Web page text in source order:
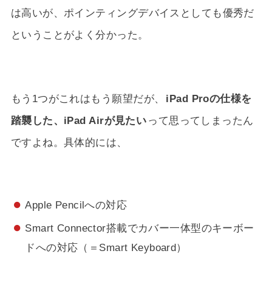
は高いが、ポインティングデバイスとしても優秀だ
ということがよく分かった。
もう1つがこれはもう願望だが、
iPad Proの仕様を
踏襲した、iPad Airが見たい って思ってしまったん
ですよね。具体的には、
Apple Pencilへの対応
Smart Connector搭載でカバー一体型のキーボー
ドへの対応（＝Smart Keyboard）